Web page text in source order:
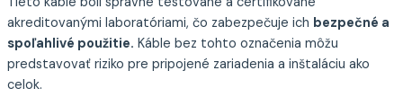
akreditovanými laboratóriami, čo zabezpečuje ich bezpečné a
spoľahlivé použitie. Káble bez tohto označenia môžu
predstavovať riziko pre pripojené zariadenia a inštaláciu ako
celok.